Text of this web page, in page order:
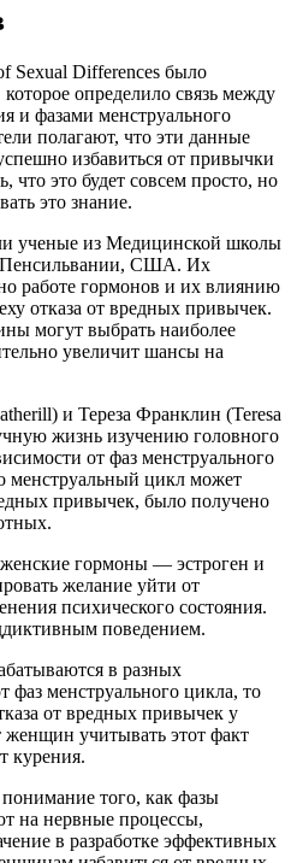
Sexual Differences было
определило связь между
и фазами менструального
полагают, что эти данные
избавиться от привычки
что это будет совсем просто, но
это знание.
ученые из Медицинской школы
Пенсильвании, США. Их
работе гормонов и их влиянию
отказа от вредных привычек.
могут выбрать наиболее
увеличит шансы на
и Тереза Франклин (Teresa
жизнь изучению головного
от фаз менструального
менструальный цикл может
привычек, было получено
гормоны — эстроген и
желание уйти от
психического состояния.
поведением.
в разных
фаз менструального цикла, то
от вредных привычек у
учитывать этот факт
курения.
того, как фазы
на нервные процессы,
в разработке эффективных